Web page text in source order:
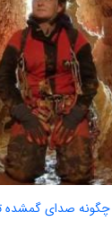
چگونه صدای